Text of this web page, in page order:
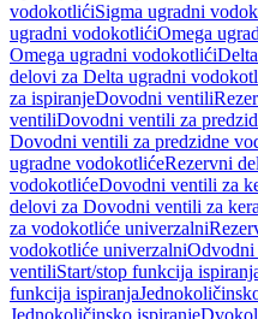
vodokotlićiSigma ugradni
ugradni vodokotlićiOmega
Omega ugradni vodokotlići
delovi za Delta ugradni
za ispiranjeDovodni ventili
ventiliDovodni ventili za
Dovodni ventili za predzidne
ugradne vodokotlićeRezervni
vodokotlićeDovodni ventili za
delovi za Dovodni ventili za
za vodokotliće univerzalni
vodokotliće univerzalni
ventiliStart/stop funkcija
funkcija ispiranja
Jednokoličinsko ispiranje